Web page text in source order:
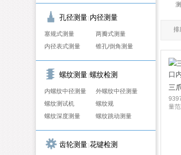
孔径测量 内径测量
塞规式测量
两瓣式测量
内径表式测量
锥孔/倒角测量
螺纹测量 螺纹检测
内螺纹中径测量
外螺纹中径测量
螺纹测试机
螺纹规
螺纹深度测量
螺纹跳动测量
齿轮测量 花键检测
排
三
量